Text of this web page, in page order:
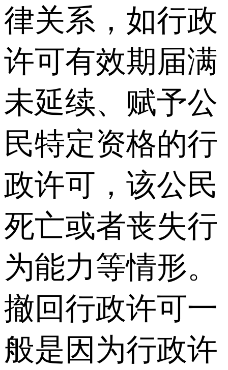
律关系，如行政
许可有效期届满
未延续、赋予公
民特定资格的行
政许可，该公民
死亡或者丧失行
为能力等情形。
撤回行政许可一
般是因为行政许